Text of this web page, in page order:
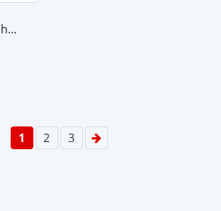
Schneeschmelze
1 2 3